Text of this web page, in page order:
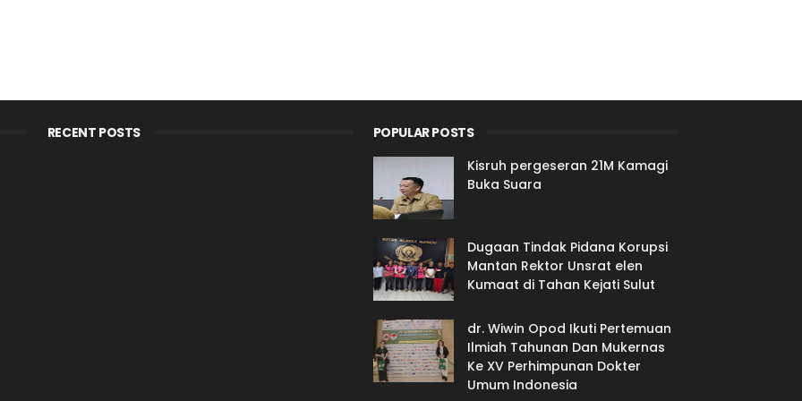
RECENT POSTS
POPULAR POSTS
Kisruh pergeseran 21M Kamagi
Buka Suara
Dugaan Tindak Pidana Korupsi
Mantan Rektor Unsrat elen
Kumaat di Tahan Kejati Sulut
dr. Wiwin Opod Ikuti Pertemuan
Ilmiah Tahunan Dan Mukernas
Ke XV Perhimpunan Dokter
Umum Indonesia